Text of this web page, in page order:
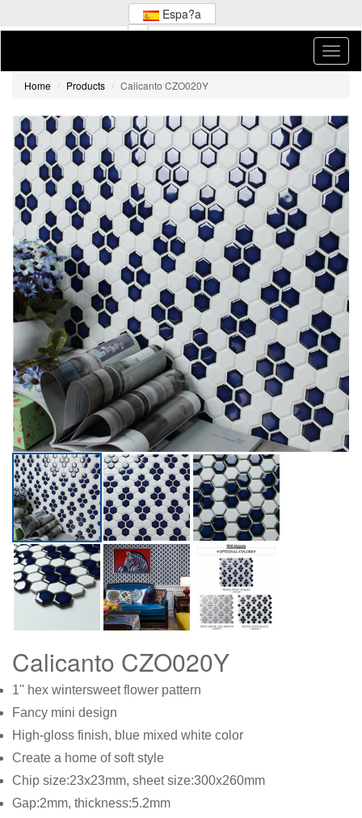
Espa?a
Home Products Calicanto CZO020Y
Calicanto CZO020Y
1'' hex wintersweet flower pattern
Fancy mini design
High-gloss finish, blue mixed white color
Create a home of soft style
Chip size:23x23mm, sheet size:300x260mm
Gap:2mm, thickness:5.2mm